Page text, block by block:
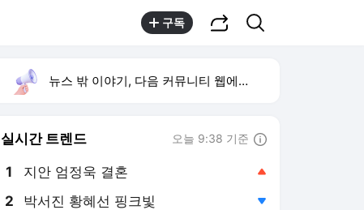
구독
뉴스 밖 이야기, 다음 커뮤니티 웹에서 보기
실시간 트렌드 오늘 9:38 기준
1 지안 엄정욱 결혼
2 박서진 황혜선 핑크빛